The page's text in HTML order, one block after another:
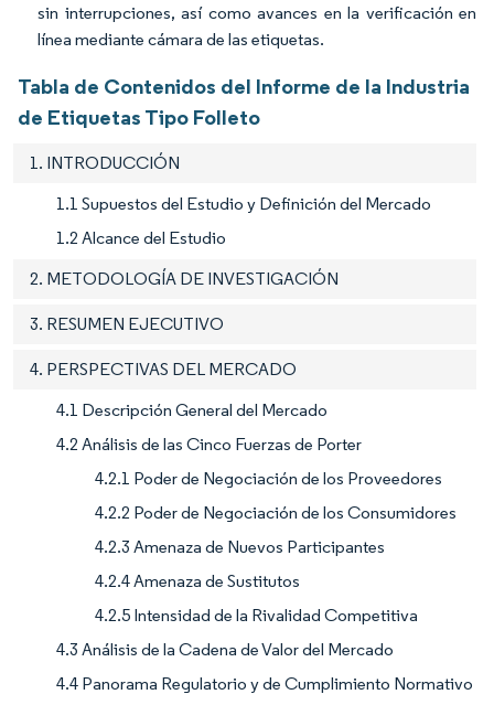
sin interrupciones, así como avances en la verificación en
línea mediante cámara de las etiquetas.
Tabla de Contenidos del Informe de la Industria
de Etiquetas Tipo Folleto
1. INTRODUCCIÓN
1.1 Supuestos del Estudio y Definición del Mercado
1.2 Alcance del Estudio
2. METODOLOGÍA DE INVESTIGACIÓN
3. RESUMEN EJECUTIVO
4. PERSPECTIVAS DEL MERCADO
4.1 Descripción General del Mercado
4.2 Análisis de las Cinco Fuerzas de Porter
4.2.1 Poder de Negociación de los Proveedores
4.2.2 Poder de Negociación de los Consumidores
4.2.3 Amenaza de Nuevos Participantes
4.2.4 Amenaza de Sustitutos
4.2.5 Intensidad de la Rivalidad Competitiva
4.3 Análisis de la Cadena de Valor del Mercado
4.4 Panorama Regulatorio y de Cumplimiento Normativo